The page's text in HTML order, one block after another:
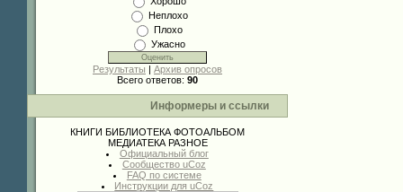
Неплохо
Плохо
Ужасно
Результаты | Архив опросов
Всего ответов: 90
Информеры и ссылки
КНИГИ БИБЛИОТЕКА ФОТОАЛЬБОМ
МЕДИАТЕКА РАЗНОЕ
Официальный блог
Сообщество uCoz
FAQ по системе
Инструкции для uCoz